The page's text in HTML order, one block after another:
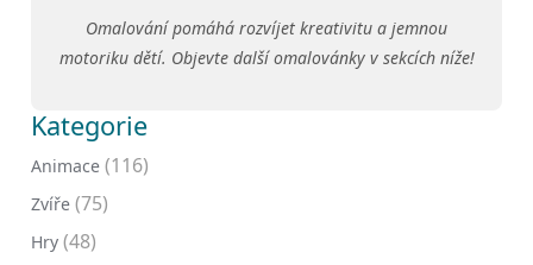
Omalování pomáhá rozvíjet kreativitu a jemnou
motoriku dětí. Objevte další omalovánky v sekcích níže!
Kategorie
Animace (116)
Zvíře (75)
Hry (48)